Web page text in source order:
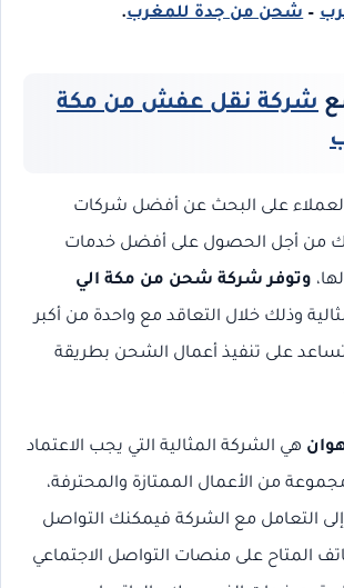
–شحن من جدة للمغرب.
شركة نقل عفش من مكة
على البحث عن أفضل شركات
من أجل الحصول على أفضل خدمات
وتوفر شركة شحن من مكة الي
وذلك خلال التعاقد مع واحدة من أكبر
على تنفيذ أعمال الشحن بطريقة
هي الشركة المثالية التي يجب الاعتماد
من الأعمال الممتازة والمحترفة،
إلى التعامل مع الشركة فيمكنك التواصل
المتاح على منصات التواصل الاجتماعي